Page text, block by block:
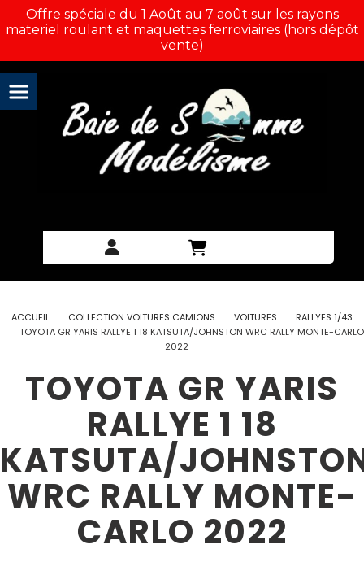
Offre spéciale du 1 Août au 7 août sur les rayons
materiel roulant et maquettes ferroviaires (hors dépôt
vente)
ACCUEIL COLLECTION VOITURES CAMIONS VOITURES
RALLYES 1/43
TOYOTA GR YARIS RALLYE 1 18 KATSUTA/JOHNSTON WRC RALLY MONTE-CARLO
2022
TOYOTA GR YARIS
RALLYE 1 18
KATSUTA/
WRC RALLY MONTE-
CARLO 2022
Panneau de gestion des cookies